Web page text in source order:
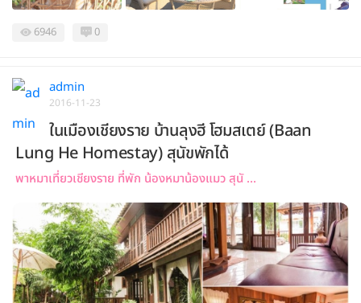
6946 0
admin
2016-11-23
ในเมืองเชียงราย บ้านลุงฮี โฮมสเตย์ (Baan
Lung He Homestay) สุนัขพักได้
พาหมาเที่ยวเชียงราย ที่พัก น้องหมาน้องแมว สุนั ...